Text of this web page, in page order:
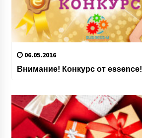
06.05.2016
Внимание! Конкурс от essence!